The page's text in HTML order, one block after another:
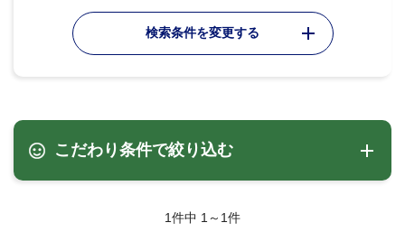
検索条件を変更する
こだわり条件で絞り込む
1件中 1～1件